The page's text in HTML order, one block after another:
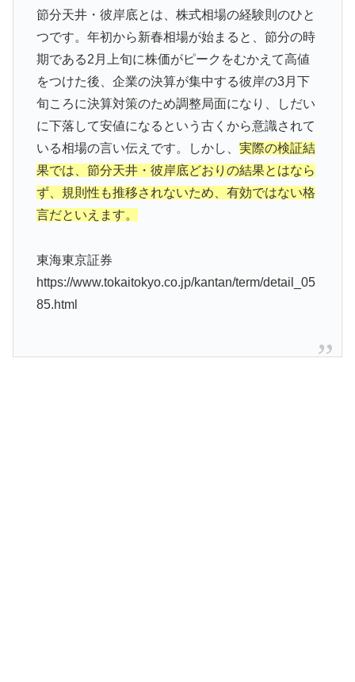
節分天井・彼岸底とは、株式相場の経験則のひと
つです。年初から新春相場が始まると、節分の時
期である2月上旬に株価がピークをむかえて高値
をつけた後、企業の決算が集中する彼岸の3月下
旬ころに決算対策のため調整局面になり、しだい
に下落して安値になるという古くから意識されて
いる相場の言い伝えです。しかし、 実際の検証結
果では、節分天井・彼岸底どおりの結果とはなら
ず、規則性も推移されないため、有効ではない格
言だといえます。
東海東京証券
https://www.tokaitokyo.co.jp/kantan/term/detail_05
85.html